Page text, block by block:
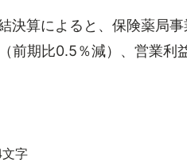
算によると、保険薬局事
前期比0.5％減）、営業利
字